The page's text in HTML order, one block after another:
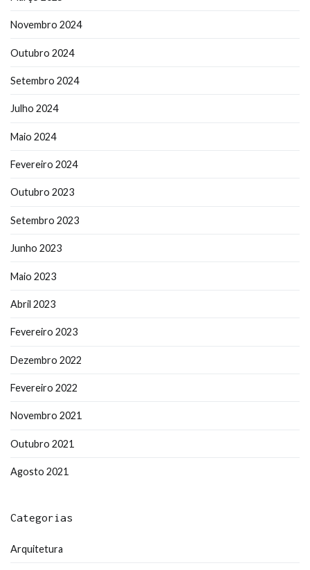
Novembro 2024
Outubro 2024
Setembro 2024
Julho 2024
Maio 2024
Fevereiro 2024
Outubro 2023
Setembro 2023
Junho 2023
Maio 2023
Abril 2023
Fevereiro 2023
Dezembro 2022
Fevereiro 2022
Novembro 2021
Outubro 2021
Agosto 2021
Categorias
Arquitetura